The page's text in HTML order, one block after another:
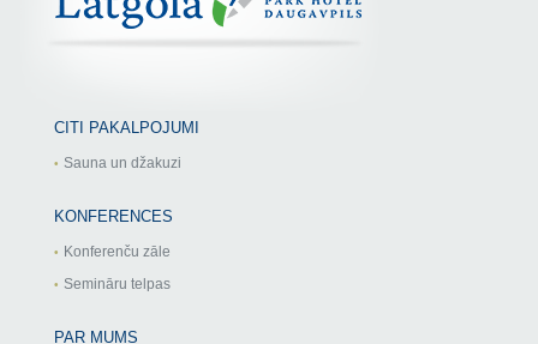
CITI PAKALPOJUMI
Sauna un džakuzi
KONFERENCES
Konferenču zāle
Semināru telpas
PAR MUMS